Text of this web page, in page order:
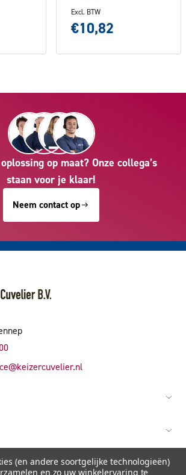
Excl. BTW
€10,82
op maat? Onze collega’s
staan voor je klaar!
Neem contact op
(en andere soortgelijke technologieën)
en zo uw winkelervaring te